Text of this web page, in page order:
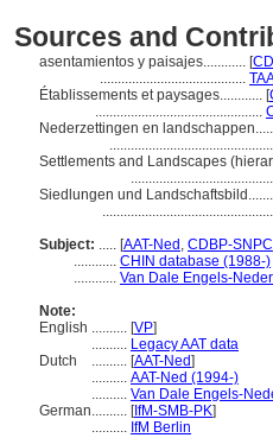
Sources and
asentamientos y paisajes............ [
.........................................
Établissements et paysages............ [
...............................................
Nederzettingen en
Settlements and Landscapes
Siedlungen und
Subject: ..... [AAT-Ned , CDBP-SNPC
............ CHIN database (1988-)
............ Van Dale Engels-
Note:
English .......... [VP]
.......... Legacy AAT data
Dutch
.......... [AAT-Ned]
.......... AAT-Ned (1994-)
.......... Van Dale Engels-
German.......... [IfM-SMB-PK]
.......... IfM Berlin